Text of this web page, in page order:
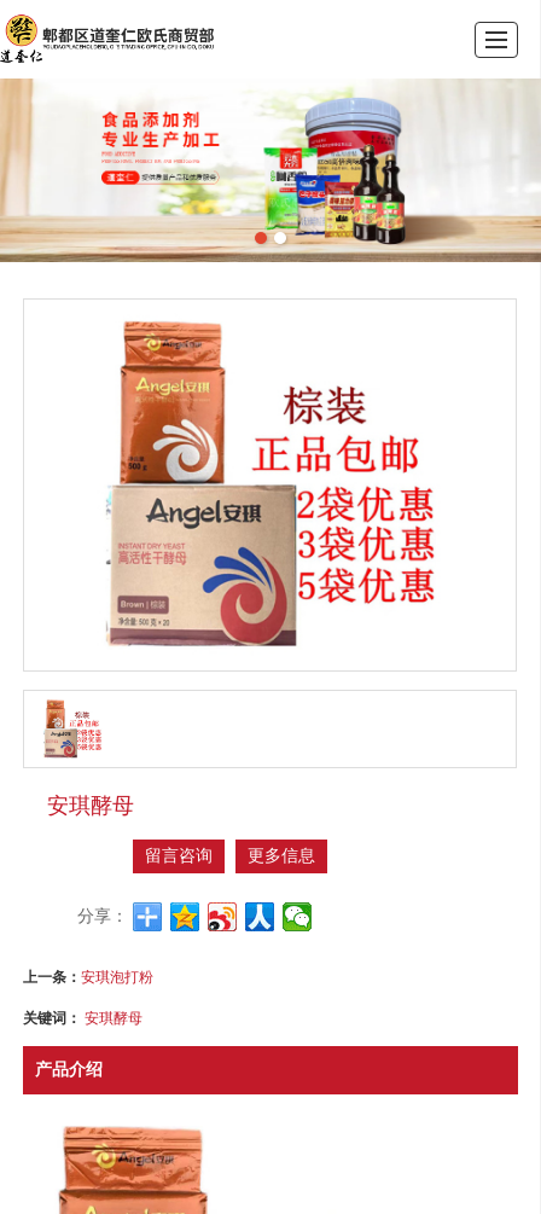
公司介绍 产品展示 新闻动态 联系我们
安琪酵母
留言咨询 更多信息
分享：
上一条：安琪泡打粉
关键词：安琪酵母
产品介绍